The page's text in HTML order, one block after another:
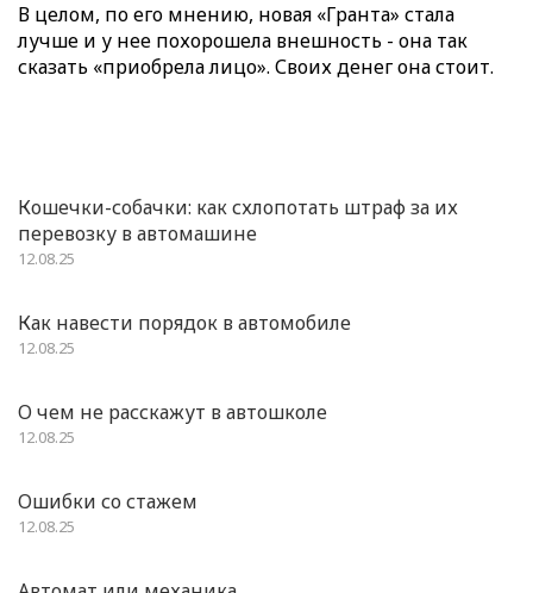
В целом, по его мнению, новая «Гранта» стала
лучше и у нее похорошела внешность - она так
сказать «приобрела лицо». Своих денег она стоит.
Кошечки-собачки: как схлопотать штраф за их
перевозку в автомашине
12.08.25
Как навести порядок в автомобиле
12.08.25
О чем не расскажут в автошколе
12.08.25
Ошибки со стажем
12.08.25